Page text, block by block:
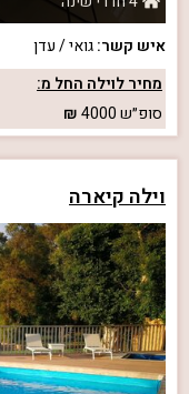
איש קשר:גואי / עדן
מחיר לוילה החל מ:
סופ״ש4000
וילה קיארה